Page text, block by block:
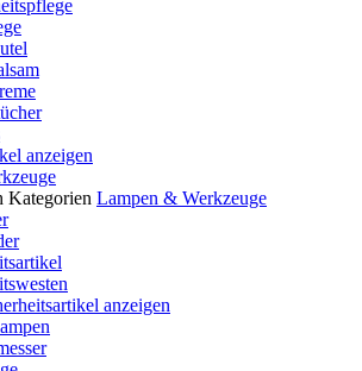
anzeigen
Kategorien Lampen & Werkzeuge
anzeigen